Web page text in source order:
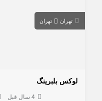
تهران تهران
لوکس بلبرینگ
4 سال قبل